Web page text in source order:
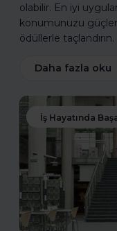
olabilir. En iyi
konumunuzu
ödüllerle taçlandırın.
Daha fazla oku
İş Hayatında